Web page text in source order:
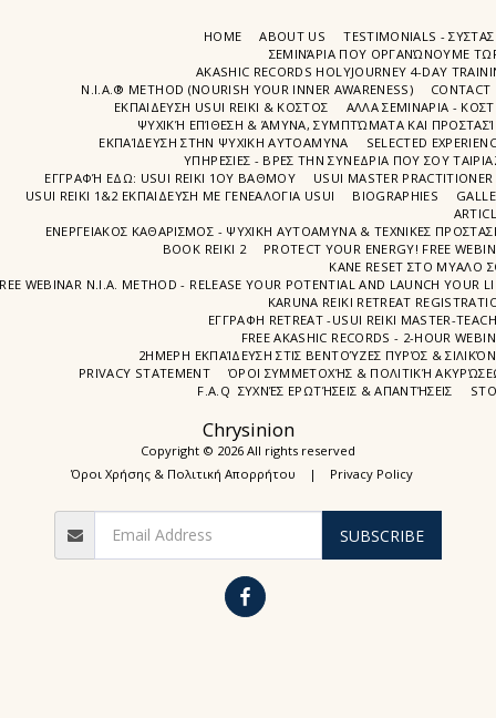
Chrysinion
Copyright © 2026 All rights reserved
Όροι Χρήσης & Πολιτική Απορρήτου | Privacy Policy
HOME ABOUT US
TESTIMONIALS -
ΣΕΜΙΝΆΡΙΑ ΠΟΥ ΟΡΓΑΝΏΝΟΥΜΕ
AKASHIC RECORDS HOLYJOURNEY 4-DAY
N.I.A.® METHOD (NOURISH YOUR INNER AWARENESS)
CONTACT
ΕΚΠΑΙΔΕΥΣΗ USUI REIKI & ΚΟΣΤΟΣ
ΑΛΛΑ ΣΕΜΙΝΑΡΙΑ -
ΨΥΧΙΚΉ ΕΠΊΘΕΣΗ & ΆΜΥΝΑ, ΣΥΜΠΤΏΜΑΤΑ ΚΑΙ
ΕΚΠΑΊΔΕΥΣΗ ΣΤΗΝ ΨΥΧΙΚΗ ΑΥΤΟΑΜΥΝΑ
SELECTED
ΥΠΗΡΕΣΙΕΣ - ΒΡΕΣ ΤΗΝ ΣΥΝΕΔΡΙΑ ΠΟΥ ΣΟΥ
ΕΓΓΡΑΦΉ EΔΩ: USUI REIKI 1ΟΥ ΒΑΘΜΟΥ
USUI MASTER
USUI REIKI 1&2 EΚΠΑΙΔΕΥΣΗ ΜΕ ΓΕΝΕΑΛΟΓΙΑ USUI
BIOGRAPHIES
ΕΝΕΡΓΕΙΑΚΟΣ ΚΑΘΑΡΙΣΜΟΣ - ΨΥΧΙΚΗ ΑΥΤΟΑΜΥΝΑ & ΤΕΧΝΙΚΕΣ
BOOK REIKI 2
PROTECT YOUR ENERGY! FREE
ΚΑΝΕ RESET ΣΤΟ ΜΥΑΛΟ
WEBINAR N.I.A. METHOD - RELEASE YOUR POTENTIAL AND LAUNCH YOUR
KARUNA REIKI RETREAT
ΕΓΓΡΑΦΗ RETREAT -USUI REIKI MASTER-
FREE AKASHIC RECORDS - 2-HOUR
2ΗΜΕΡΗ ΕΚΠΑΊΔΕΥΣΗ ΣΤΙΣ ΒΕΝΤΟΎΖΕΣ ΠΥΡΌΣ &
PRIVACY STATEMENT
ΌΡΟΙ ΣΥΜΜΕΤΟΧΉΣ & ΠΟΛΙΤΙΚΉ
F.A.Q ΣΥΧΝΈΣ ΕΡΩΤΉΣΕΙΣ & ΑΠΑΝΤΉΣΕΙΣ
SUBSCRIBE